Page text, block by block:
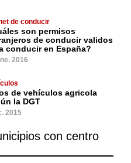
de conducir
son permisos
de conducir validos
conducir en España?
2016
de vehículos agricola
la DGT
2015
con centro